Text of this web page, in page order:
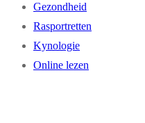
Gezondheid
Rasportretten
Kynologie
Online lezen